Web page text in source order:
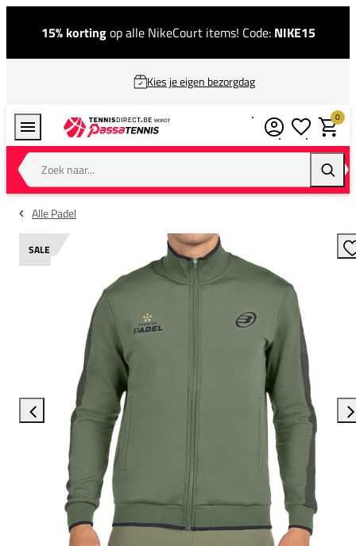
15% kortingop alle NikeCourt items! Code: NIKE15
Kies je eigen bezorgdag
Zoek naar...
0
Alle Padel
SALE